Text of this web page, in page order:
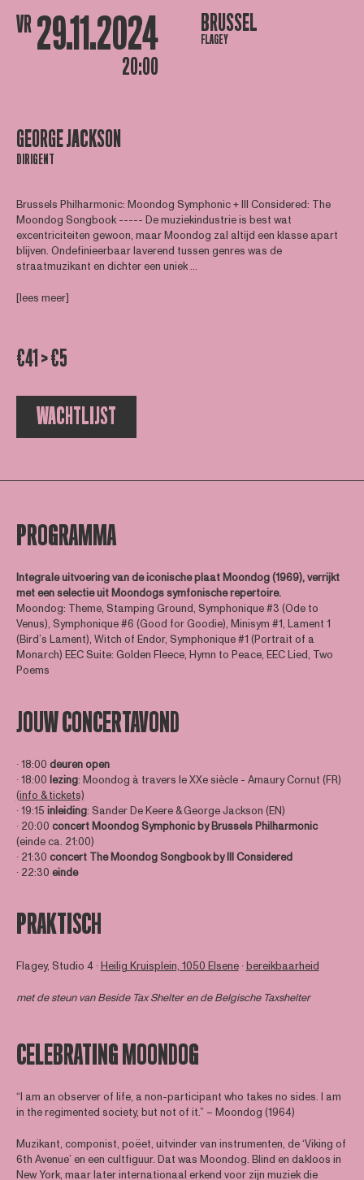
VR 29.11.2024
20:00
BRUSSEL
FLAGEY
GEORGE JACKSON
DIRIGENT
Brussels Philharmonic: Moondog Symphonic + Ill Considered: The
Moondog Songbook ----- De muziekindustrie is best wat
excentriciteiten gewoon, maar Moondog zal altijd een klasse apart
blijven. Ondefinieerbaar laverend tussen genres was de
straatmuzikant en dichter een uniek ...
[lees meer]
€41 > €5
WACHTLIJST
PROGRAMMA
Integrale uitvoering van de iconische plaat Moondog (1969), verrijkt
met een selectie uit Moondogs symfonische repertoire.
Moondog: Theme, Stamping Ground, Symphonique #3 (Ode to
Venus), Symphonique #6 (Good for Goodie), Minisym #1, Lament 1
(Bird’s Lament), Witch of Endor, Symphonique #1 (Portrait of a
Monarch) EEC Suite: Golden Fleece, Hymn to Peace, EEC Lied, Two
Poems
JOUW CONCERTAVOND
∙ 18:00 deuren open
∙ 18:00 lezing: Moondog à travers le XXe siècle - Amaury Cornut (FR)
(info & tickets)
∙ 19:15 inleiding: Sander De Keere & George Jackson (EN)
∙ 20:00 concert Moondog Symphonic by Brussels Philharmonic
(einde ca. 21:00)
∙ 21:30 concert The Moondog Songbook by Ill Considered
∙ 22:30 einde
PRAKTISCH
Flagey, Studio 4 ∙Heilig Kruisplein, 1050 Elsene∙bereikbaarheid
met de steun vanBeside Tax Shelteren de Belgische Taxshelter
CELEBRATING MOONDOG
“I am an observer of life, a non-participant who takes no sides. I am
in the regimented society, but not of it.” – Moondog (1964)
Muzikant, componist, poëet, uitvinder van instrumenten, de ‘Viking of
6th Avenue’ en een cultfiguur. Dat was Moondog. Blind en dakloos in
New York, maar later internationaal erkend voor zijn muziek die